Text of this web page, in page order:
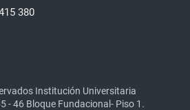
380
Institución Universitaria
- 46 Bloque Fundacional- Piso 1.